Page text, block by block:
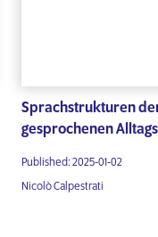
Sprachstrukturen
gesprochenen
Published: 2025-01-02
Nicolò Calpestrati